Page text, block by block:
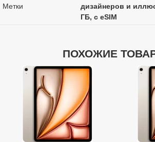
Метки
дизайнеров и
ГБ, с eSIM
ПОХОЖИЕ